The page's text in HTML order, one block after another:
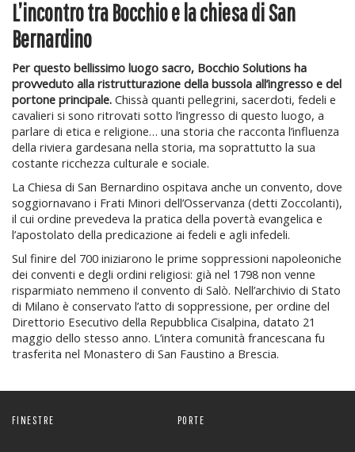
L’incontro tra Bocchio e la chiesa di San
Bernardino
Per questo bellissimo luogo sacro, Bocchio Solutions ha
provveduto alla ristrutturazione della bussola all’ingresso e del
portone principale. Chissà quanti pellegrini, sacerdoti, fedeli e
cavalieri si sono ritrovati sotto l’ingresso di questo luogo, a
parlare di etica e religione… una storia che racconta l’influenza
della riviera gardesana nella storia, ma soprattutto la sua
costante ricchezza culturale e sociale.
La Chiesa di San Bernardino ospitava anche un convento, dove
soggiornavano i Frati Minori dell’Osservanza (detti Zoccolanti),
il cui ordine prevedeva la pratica della povertà evangelica e
l’apostolato della predicazione ai fedeli e agli infedeli.
Sul finire del 700 iniziarono le prime soppressioni napoleoniche
dei conventi e degli ordini religiosi: già nel 1798 non venne
risparmiato nemmeno il convento di Salò. Nell’archivio di Stato
di Milano è conservato l’atto di soppressione, per ordine del
Direttorio Esecutivo della Repubblica Cisalpina, datato 21
maggio dello stesso anno. L’intera comunità francescana fu
trasferita nel Monastero di San Faustino a Brescia.
FINESTRE PORTE